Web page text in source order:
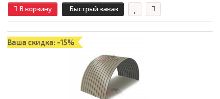
В корзину Быстрый заказ
Ваша скидка: -15%